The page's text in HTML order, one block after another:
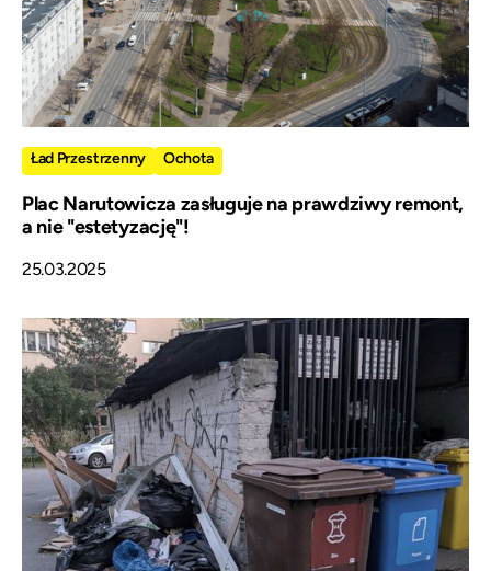
Ład Przestrzenny Ochota
Plac Narutowicza zasługuje na prawdziwy remont,
a nie "estetyzację"!
25.03.2025